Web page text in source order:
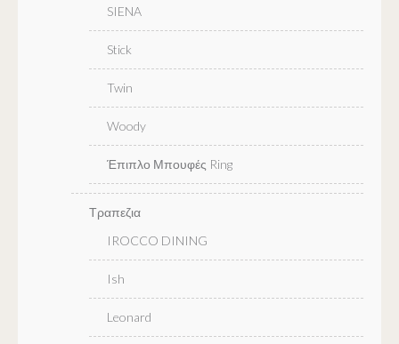
SIENA
Stick
Twin
Woody
Έπιπλο Μπουφές Ring
Τραπεζια
IROCCO DINING
Ish
Leonard